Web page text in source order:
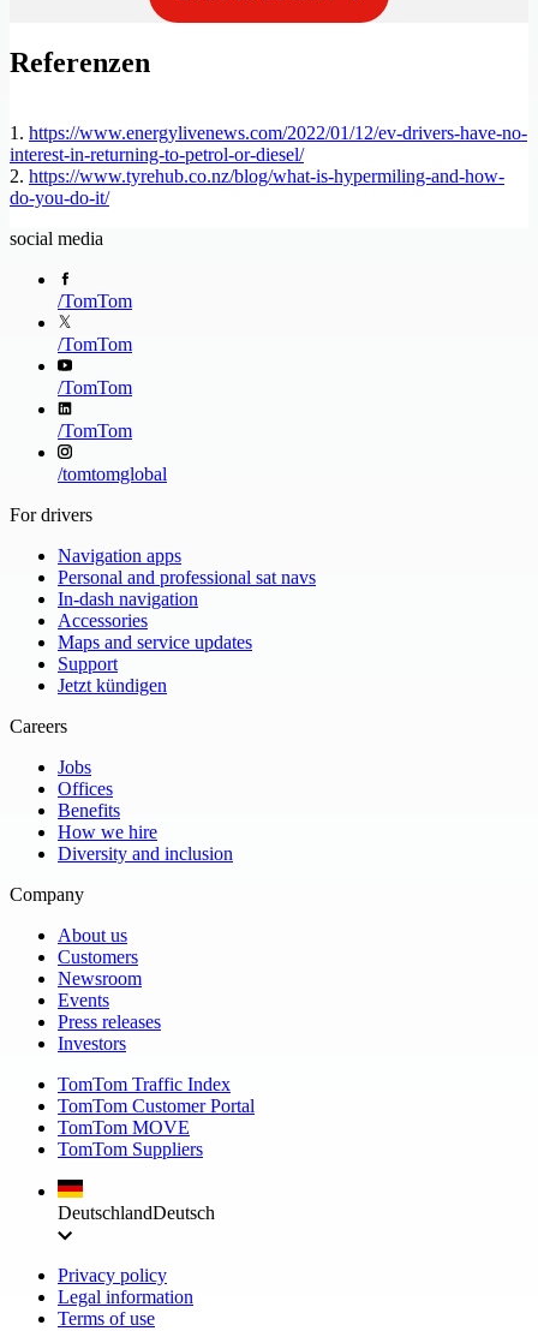
Referenzen
1. https://www.energylivenews.com/2022/01/12/ev-drivers-have-no-
interest-in-returning-to-petrol-or-diesel/
2. https://www.tyrehub.co.nz/blog/what-is-hypermiling-and-how-
do-you-do-it/
social media
/TomTom
/TomTom
/TomTom
/TomTom
/tomtomglobal
For drivers
Navigation apps
Personal and professional sat navs
In-dash navigation
Accessories
Maps and service updates
Support
Jetzt kündigen
Careers
Jobs
Offices
Benefits
How we hire
Diversity and inclusion
Company
About us
Customers
Newsroom
Events
Press releases
Investors
TomTom Traffic Index
TomTom Customer Portal
TomTom MOVE
TomTom Suppliers
DeutschlandDeutsch
Privacy policy
Legal information
Terms of use